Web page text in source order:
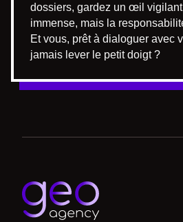
dossiers, gardez un œil
immense, mais la
Et vous, prêt à dialoguer avec
jamais lever le petit doigt ?